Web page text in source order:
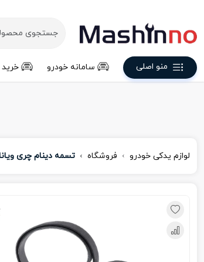
منو اصلی سامانه خودرو خرید
لوازم یدکی خودرو فروشگاه تسمه دینام چری